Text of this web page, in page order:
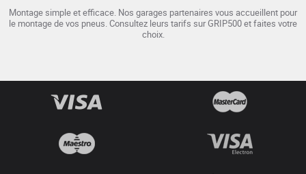
Montage simple et efficace. Nos garages partenaires vous accueillent pour
le montage de vos pneus. Consultez leurs tarifs sur GRIP500 et faites votre
choix.